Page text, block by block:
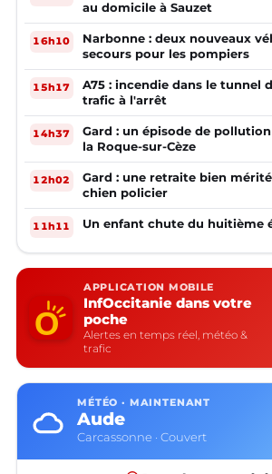
au domicile à Sauzet
16h10
Narbonne : deux nouveaux
secours pour les pompiers
15h17
A75 : incendie dans le tunnel
trafic à l'arrêt
14h37
Gard : un épisode de
la Roque-sur-Cèze
12h02
Gard : une retraite bien
chien policier
11h11 Un enfant chute du huitième
APPLICATION MOBILE
InfOccitanie dans votre
poche
Alertes en temps réel, météo &
trafic
MÉTÉO · MAINTENANT
Aude
Carcassonne · Couvert